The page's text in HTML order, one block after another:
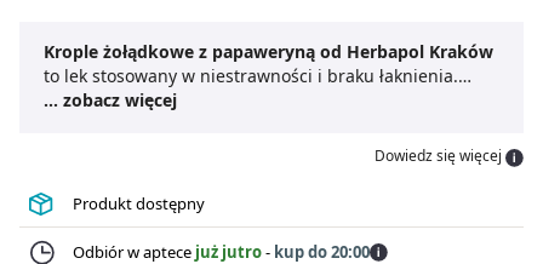
Krople żołądkowe z papaweryną od Herbapol Kraków
to lek stosowany w niestrawności i braku łaknienia.
Papaweryna, zawarta w składzie
, mogą być używane przez
osoby dorosłe, posiadają butelkę z kroplomierzem,
dzięki czemu można łatwo odmierzyć porcję leku.
... zobacz więcej
Dowiedz się więcej
Produkt dostępny
Odbiór w aptece już jutro- kup do 20:00